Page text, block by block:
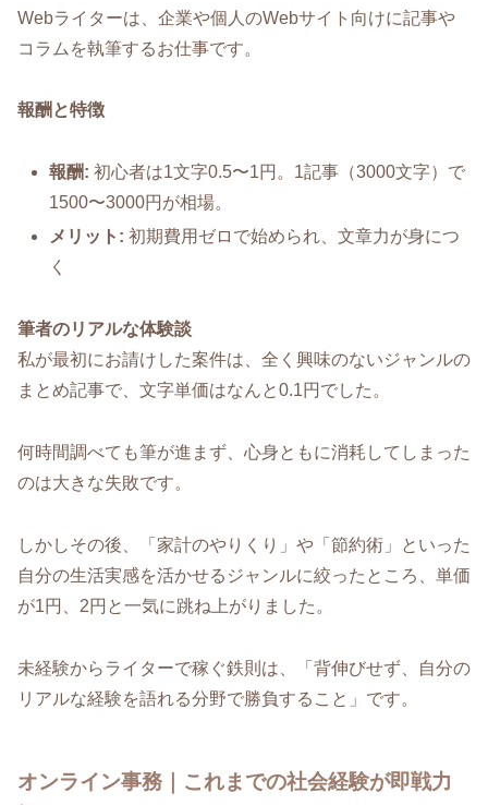
Webライターは、企業や個人のWebサイト向けに記事や
コラムを執筆するお仕事です。
報酬と特徴
報酬: 初心者は1文字0.5〜1円。1記事（3000文字）で
1500〜3000円が相場。
メリット: 初期費用ゼロで始められ、文章力が身につ
く
筆者のリアルな体験談
私が最初にお請けした案件は、全く興味のないジャンルの
まとめ記事で、文字単価はなんと0.1円でした。
何時間調べても筆が進まず、心身ともに消耗してしまった
のは大きな失敗です。
しかしその後、「家計のやりくり」や「節約術」といった
自分の生活実感を活かせるジャンルに絞ったところ、単価
が1円、2円と一気に跳ね上がりました。
未経験からライターで稼ぐ鉄則は、「背伸びせず、自分の
リアルな経験を語れる分野で勝負すること」です。
オンライン事務｜これまでの社会経験が即戦力